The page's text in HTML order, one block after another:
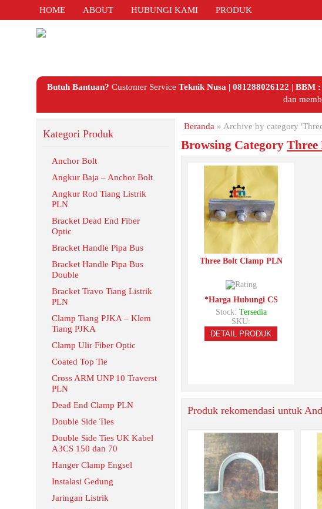
HOME ABOUT HUBUNGI KAMI PRODUK
Butuh Bantuan? Customer Service Teknik Nusa | 081288026122 |
dan
Beranda » Archive by category
Browsing Category
Three Bolt Clamp PLN
*Harga Hubungi CS
Stock: Tersedia
SKU:
DETAIL PRODUK
Produk rekomendasi untuk
Kategori Produk
Anchor Bolt
Angkur Baja – Anchor Bolt
Angkur Rod Tiang Listrik
PLN
Bracket Dead End Fiber
Optic
Bracket Handle Pipa Bus
Bracket Handle Pipa Bus
Double
Bracket Travo Tiang Listrik
PLN
Clamp Tiang PJKA – Klem
Tiang PJKA
Clamp Ulir Fiber Optic
Coated Top Tie
Cross ARM UNP 10 Traverst
PLN
Dead End Clamp PLN
Double Side Ties
Double Side Ties UK Kabel
A3CS 150 dan 70
Hanger Clamp Engsel
Instalasi Gedung
Jaringan Listrik